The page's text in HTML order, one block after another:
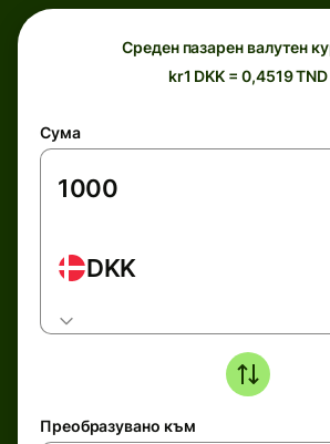
Среден пазарен валутен
kr1 DKK = 0,4519 TND
Сума
DKK
Преобразувано към